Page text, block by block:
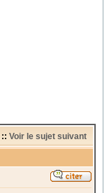
:: Voir le sujet suivant